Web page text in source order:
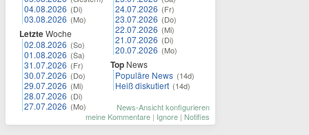
04.08.2026 (Di)
03.08.2026 (Mo)
LetzteWoche
02.08.2026 (So)
01.08.2026 (Sa)
31.07.2026 (Fr)
30.07.2026 (Do)
29.07.2026 (Mi)
28.07.2026 (Di)
27.07.2026 (Mo)
24.07.2026 (Fr)
23.07.2026 (Do)
22.07.2026 (Mi)
21.07.2026 (Di)
20.07.2026 (Mo)
Top News
Populäre News (14d)
Heiß diskutiert (14d)
News-Ansicht konfigurieren
meine Kommentare | Ignore | Notifies